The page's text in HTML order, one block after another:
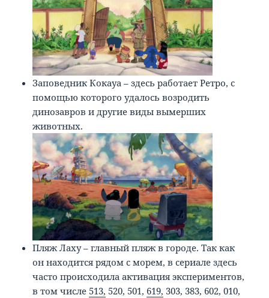
Заповедник Кокауа – здесь работает Ретро, с
помощью которого удалось возродить
динозавров и другие виды вымерших
животных.
Пляж Лаху – главный пляж в городе. Так как
он находится рядом с морем, в сериале здесь
часто происходила активация экспериментов,
в том числе 513, 520, 501, 619, 303, 383, 602, 010,